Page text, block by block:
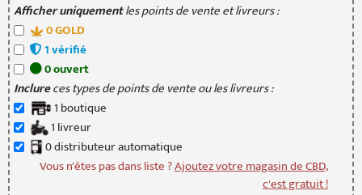
Afficher uniquementles points de vente et livreurs :
0GOLD
1vérifié
0ouvert
Inclureces types de points de vente ou les livreurs :
1 boutique
1 livreur
0distributeurautomatique
Vous n'êtes pas dans liste ?Ajoutez votre magasin de CBD,
c'est gratuit !